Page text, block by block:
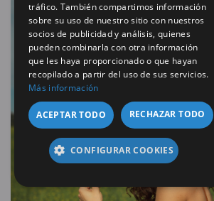
tráfico. También compartimos información
sobre su uso de nuestro sitio con nuestros
socios de publicidad y análisis, quienes
pueden combinarla con otra información
que les haya proporcionado o que hayan
recopilado a partir del uso de sus servicios.
Más información
ACEPTAR TODO RECHAZAR TODO
CONFIGURAR COOKIES